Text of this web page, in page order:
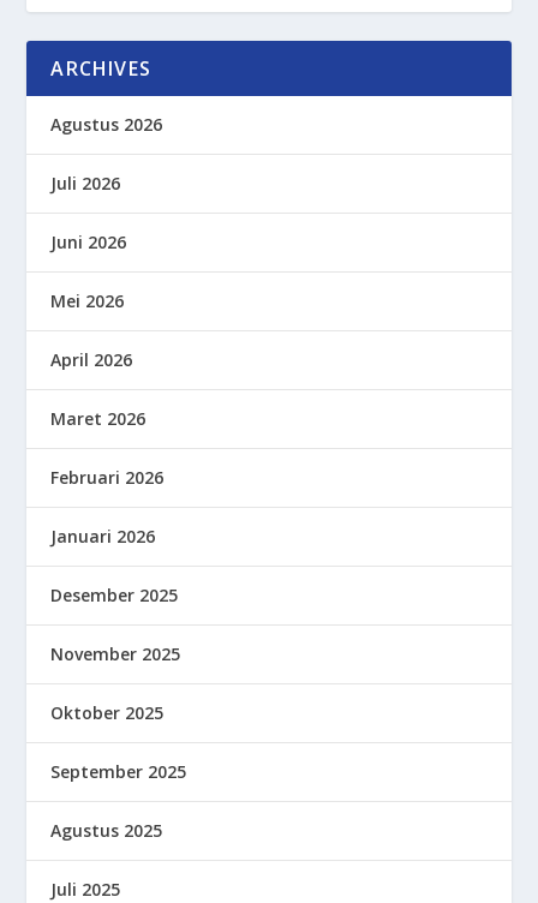
ARCHIVES
Agustus 2026
Juli 2026
Juni 2026
Mei 2026
April 2026
Maret 2026
Februari 2026
Januari 2026
Desember 2025
November 2025
Oktober 2025
September 2025
Agustus 2025
Juli 2025